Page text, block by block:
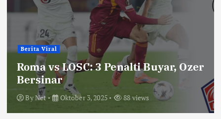
Berita Viral
Roma vs LOSC: 3 Penalti Buyar, Ozer
Bersinar
ByNet Oktober 3, 2025 88 views